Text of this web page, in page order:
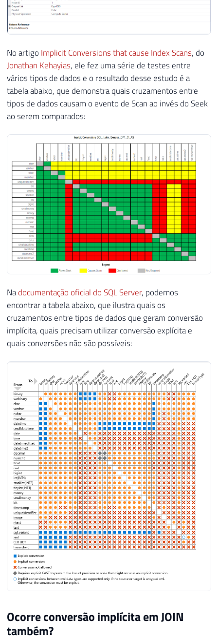
No artigo Implicit Conversions that cause Index Scans, do
Jonathan Kehayias, ele fez uma série de testes entre
vários tipos de dados e o resultado desse estudo é a
tabela abaixo, que demonstra quais cruzamentos entre
tipos de dados causam o evento de Scan ao invés do Seek
ao serem comparados:
Nadocumentação oficial do SQL Server, podemos
encontrar a tabela abaixo, que ilustra quais os
cruzamentos entre tipos de dados que geram conversão
implícita, quais precisam utilizar conversão explícita e
quais conversões não são possíveis:
Ocorre conversão implícita em JOIN
também?